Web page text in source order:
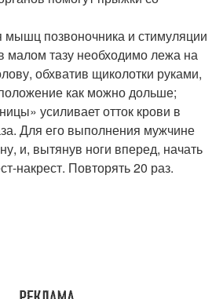
мышц позвоночника и стимуляции
малом тазу необходимо лежа на
обхватив щиколотки руками,
как можно дольше;
усиливает отток крови в
Для его выполнения мужчине
и, вытянув ноги вперед, начать
накрест. Повторять 20 раз.